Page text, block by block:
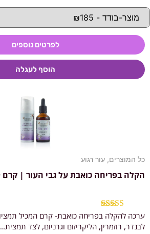
לפרטים נוספים
הוסף לעגלה
כל המוצרים, עור רגוע
הקלה בפריחה כואבת על גבי העור |
ערכה להקלה בפריחה כואבת- קרם המכיל
לבנדר, רוזמרין, הליקריזום וגרניום, לצד תמצית...
דורג5.00
מתוך 5